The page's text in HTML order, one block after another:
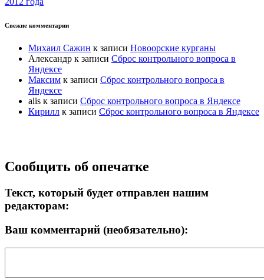
Свежие комментарии
Михаил Сажин к записи Новоорские курганы
Александр к записи Сброс контрольного вопроса в
Яндексе
Максим к записи Сброс контрольного вопроса в
Яндексе
alis к записи Сброс контрольного вопроса в Яндексе
Кирилл к записи Сброс контрольного вопроса в Яндексе
Прокрутка
вверх
Сообщить об опечатке
Текст, который будет отправлен нашим
редакторам:
Ваш комментарий (необязательно):